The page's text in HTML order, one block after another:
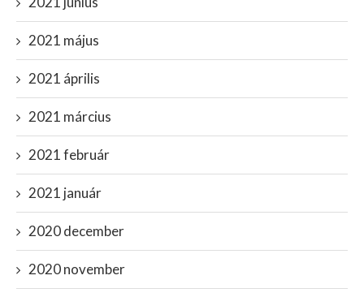
2021 május
2021 április
2021 március
2021 február
2021 január
2020 december
2020 november